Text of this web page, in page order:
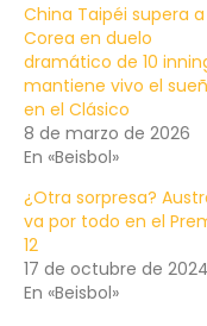
China Taipéi supera a
Corea en duelo
dramático de 10
mantiene vivo el
en el Clásico
8 de marzo de 2026
En «Beisbol»
¿Otra sorpresa?
va por todo en el
12
17 de octubre de 2024
En «Beisbol»